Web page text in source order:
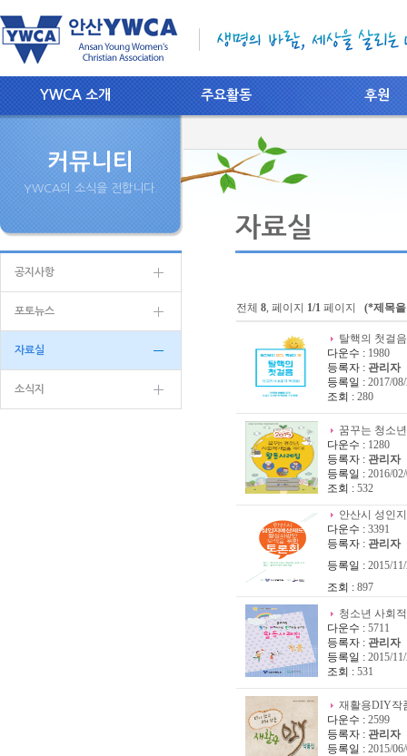
YWCA의 소식을 전합니다.
커뮤니티
공지사항
포토뉴스
자료실
소식지
YWCA 소개 주요활동 후원
전체 8, 페이지 1/1 페이지 (*제목
탈핵의 첫걸
다운수 : 1980
등록자 : 관리자
등록일 : 2017/
조회 : 280
꿈꾸는 청소
다운수 : 1280
등록자 : 관리자
등록일 : 2016/
조회 : 532
안산시 성인
다운수 : 3391
등록자 : 관리자
등록일 : 2015/
조회 : 897
청소년 사회
다운수 : 5711
등록자 : 관리자
등록일 : 2015/
조회 : 531
재활용DIY작
다운수 : 2599
등록자 : 관리자
등록일 : 2015/